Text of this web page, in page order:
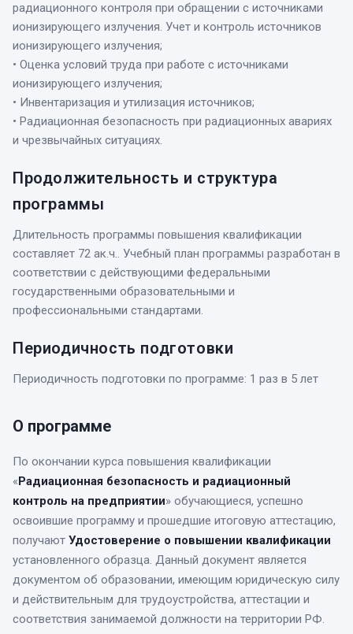
радиационного контроля при обращении с источниками
ионизирующего излучения. Учет и контроль источников
ионизирующего излучения;
• Оценка условий труда при работе с источниками
ионизирующего излучения;
• Инвентаризация и утилизация источников;
• Радиационная безопасность при радиационных авариях
и чрезвычайных ситуациях.
Продолжительность и структура
программы
Длительность программы повышения квалификации
составляет 72 ак.ч.. Учебный план программы разработан в
соответствии с действующими федеральными
государственными образовательными и
профессиональными стандартами.
Периодичность подготовки
Периодичность подготовки по программе: 1 раз в 5 лет
О программе
По окончании курса повышения квалификации
«Радиационная безопасность и радиационный
контроль на предприятии» обучающиеся, успешно
освоившие программу и прошедшие итоговую аттестацию,
получают Удостоверение о повышении квалификации
установленного образца. Данный документ является
документом об образовании, имеющим юридическую силу
и действительным для трудоустройства, аттестации и
соответствия занимаемой должности на территории РФ.